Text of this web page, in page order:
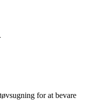
for at bevare